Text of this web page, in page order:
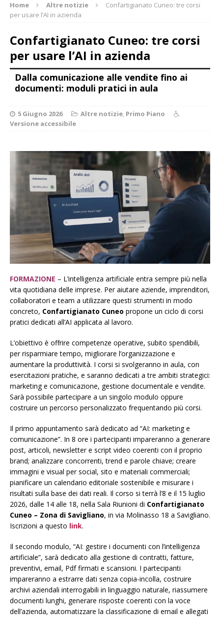
Home Altre notizie
Confartigianato Cuneo: tre corsi
per usare l’AI in azienda
Confartigianato Cuneo: tre corsi
per usare l’AI in azienda
Dalla comunicazione alle vendite fino ai
documenti: moduli pratici in aula
5 Giugno 2026 Altre notizie, Primo Piano
Versione accessibile
FORMAZIONE – L’intelligenza artificiale entra sempre più nella
vita quotidiana delle imprese. Per aiutare aziende, imprenditori,
collaboratori e team a utilizzare questi strumenti in modo
concreto, Confartigianato Cuneo propone un ciclo di corsi
pratici dedicati all’AI applicata al lavoro.
L’obiettivo è offrire competenze operative, subito spendibili,
per risparmiare tempo, migliorare l’organizzazione e
aumentare la produttività. I corsi si svolgeranno in aula, con
esercitazioni pratiche, e saranno dedicati a tre ambiti strategici:
marketing e comunicazione, gestione documentale e vendite.
Sarà possibile partecipare a un singolo modulo oppure
costruire un percorso personalizzato frequentando più corsi.
Il primo appuntamento sarà dedicato ad “AI: marketing e
comunicazione”. In 8 ore i partecipanti impareranno a generare
post, articoli, newsletter e script video coerenti con il proprio
brand; analizzare concorrenti, trend e parole chiave; creare
immagini e visual per social, sito e materiali commerciali;
pianificare un calendario editoriale sostenibile e misurare i
risultati sulla base dei dati reali. Il corso si terrà l’8 e il 15 luglio
2026, dalle 14 alle 18, nella Sala Riunioni di Confartigianato
Cuneo – Zona di Savigliano, in via Molinasso 18 a Savigliano.
Iscrizioni a questo link.
Il secondo modulo, “AI: gestire i documenti con l’intelligenza
artificiale”, sarà dedicato alla gestione di contratti, fatture,
preventivi, email, Pdf firmati e scansioni. I partecipanti
impareranno a estrarre dati senza copia-incolla, costruire
archivi aziendali interrogabili in linguaggio naturale, riassumere
documenti lunghi, generare risposte coerenti con la voce
dell’azienda, automatizzare la classificazione di email e allegati